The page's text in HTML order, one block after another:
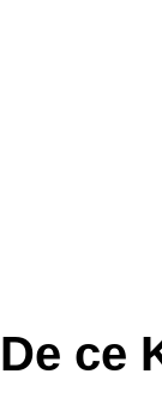
De ce